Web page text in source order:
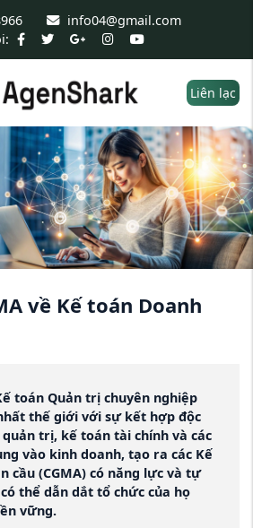
info04@gmail.com
Liên lạc
về Kế toán Doanh
toán Quản trị chuyên nghiệp
thế giới với sự kết hợp độc
trị, kế toán tài chính và các
vào kinh doanh, tạo ra các Kế
cầu (CGMA) có năng lực và tự
thể dẫn dắt tổ chức của họ
vững.